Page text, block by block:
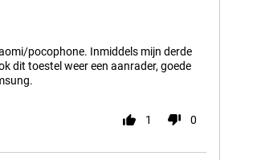
pocophone. Inmiddels mijn derde
dit toestel weer een aanrader, goede
1 0